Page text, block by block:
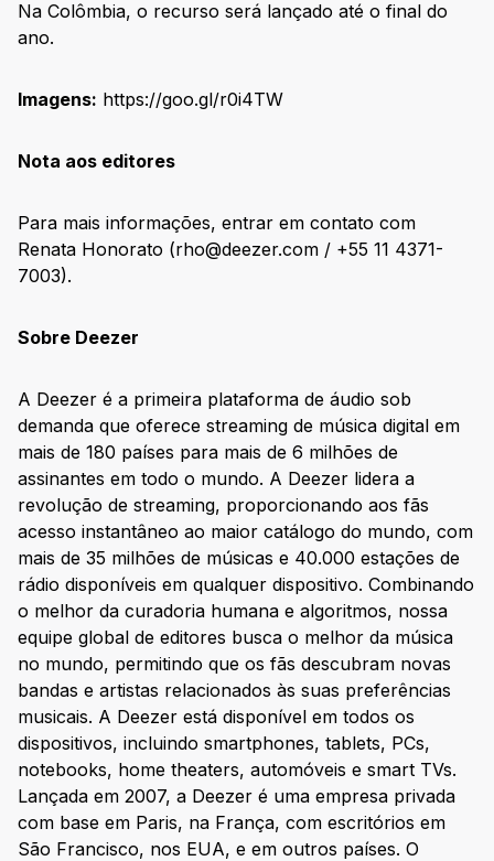
Na Colômbia, o recurso será lançado até o final do
ano.
Imagens: https://goo.gl/r0i4TW
Nota aos editores
Para mais informações, entrar em contato com
Renata Honorato (rho@deezer.com / +55 11 4371-
7003).
Sobre Deezer
A Deezer é a primeira plataforma de áudio sob
demanda que oferece streaming de música digital em
mais de 180 países para mais de 6 milhões de
assinantes em todo o mundo. A Deezer lidera a
revolução de streaming, proporcionando aos fãs
acesso instantâneo ao maior catálogo do mundo, com
mais de 35 milhões de músicas e 40.000 estações de
rádio disponíveis em qualquer dispositivo. Combinando
o melhor da curadoria humana e algoritmos, nossa
equipe global de editores busca o melhor da música
no mundo, permitindo que os fãs descubram novas
bandas e artistas relacionados às suas preferências
musicais. A Deezer está disponível em todos os
dispositivos, incluindo smartphones, tablets, PCs,
notebooks, home theaters, automóveis e smart TVs.
Lançada em 2007, a Deezer é uma empresa privada
com base em Paris, na França, com escritórios em
São Francisco, nos EUA, e em outros países. O